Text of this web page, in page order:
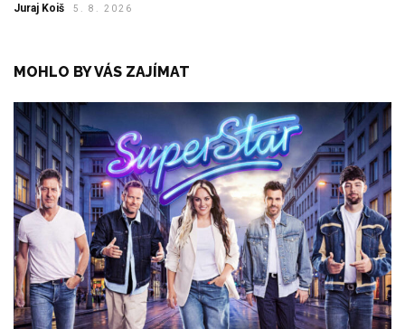
Juraj Koiš 5. 8. 2026
MOHLO BY VÁS ZAJÍMAT